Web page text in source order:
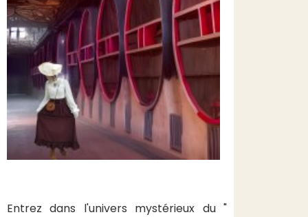
Entrez dans l'univers mystérieux du "